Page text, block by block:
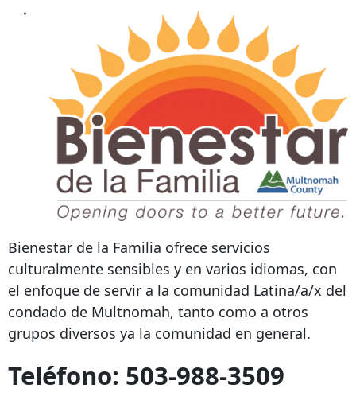
Bienestar de la Familia ofrece servicios
culturalmente sensibles y en varios idiomas, con
el enfoque de servir a la comunidad Latina/a/x del
condado de Multnomah, tanto como a otros
grupos diversos ya la comunidad en general.
Teléfono: 503-988-3509